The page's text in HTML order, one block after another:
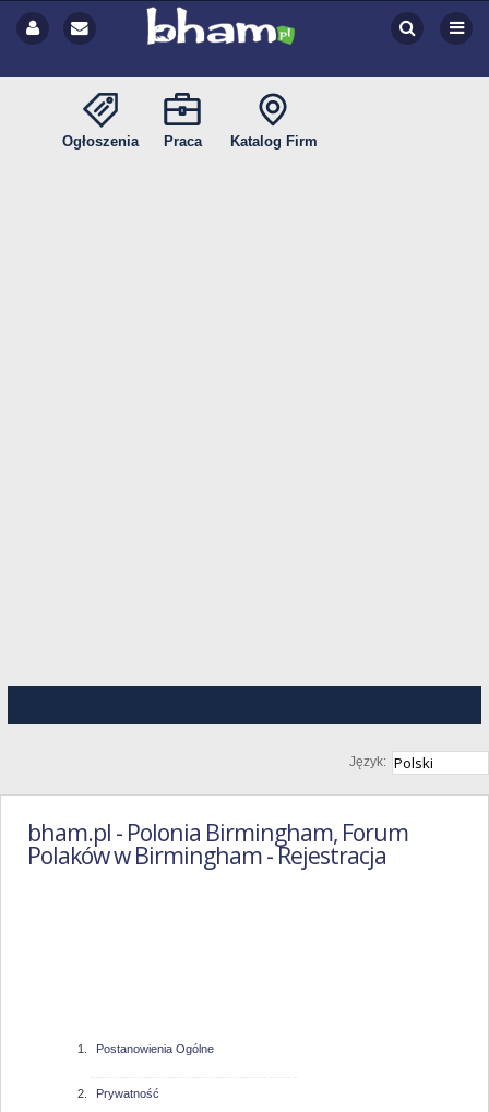
Ogłoszenia Praca Katalog Firm
Język:
bham.pl - Polonia Birmingham, Forum
Polaków w Birmingham - Rejestracja
Postanowienia Ogólne
Prywatność